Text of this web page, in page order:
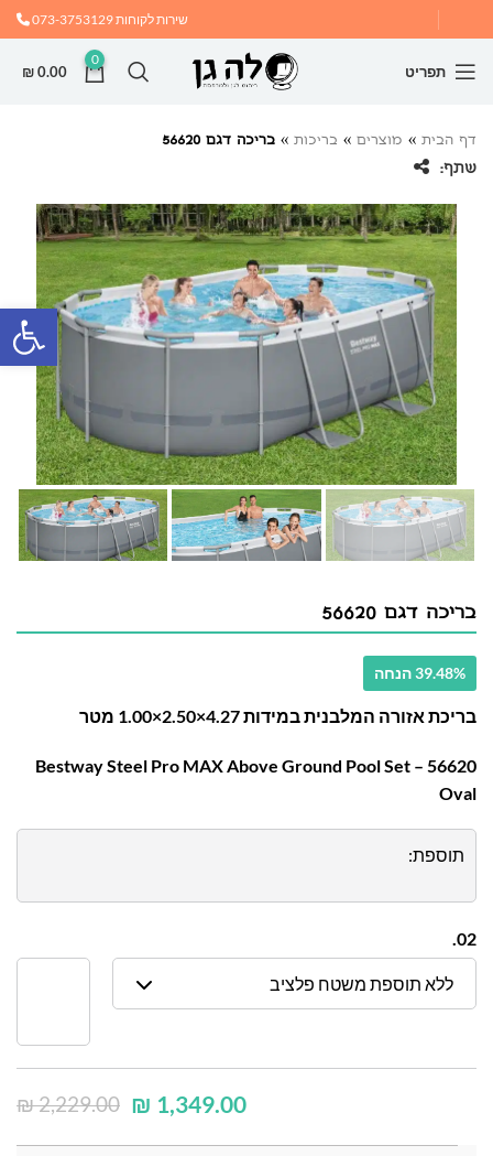
שירות לקוחות073-3753129
תפריט
0
₪0.00
דף הבית » מוצרים » בריכות » בריכה דגם 56620
שתף:
בריכה דגם 56620
39.48% הנחה
בריכת אזורה המלבנית במידות 4.27×2.50×1.00 מטר
56620 – Bestway Steel Pro MAX Above Ground Pool Set
Oval
תוספת:
02.
ללא תוספת משטח פלציב
₪2,229.00 ₪ 1,349.00